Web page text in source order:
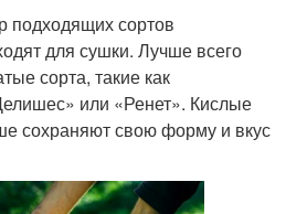
подходящих сортов
для сушки. Лучше всего
сорта, такие как
или «Ренет». Кислые
сохраняют свою форму и вкус